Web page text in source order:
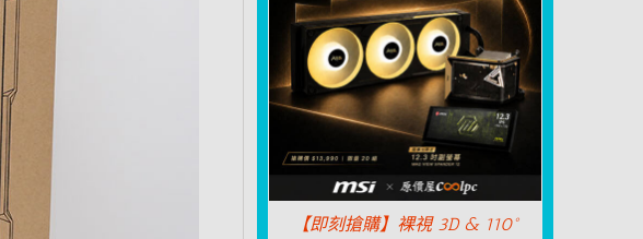
【即刻搶購】裸視 3D & 110°